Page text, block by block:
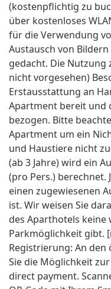
(kostenpflichtig zu
über kostenloses
für die Verwendung
Austausch von
gedacht. Die Nutzung
nicht vorgesehen)
Erstausstattung an
Apartment bereit und
bezogen. Bitte
Apartment um ein
und Haustiere nicht
(ab 3 Jahre) wird ein
(pro Pers.)
einen zugewiesenen
ist. Wir weisen Sie
des Aparthotels
Parkmöglichkeit gibt.
Registrierung: An
Sie die Möglichkeit
direct payment.